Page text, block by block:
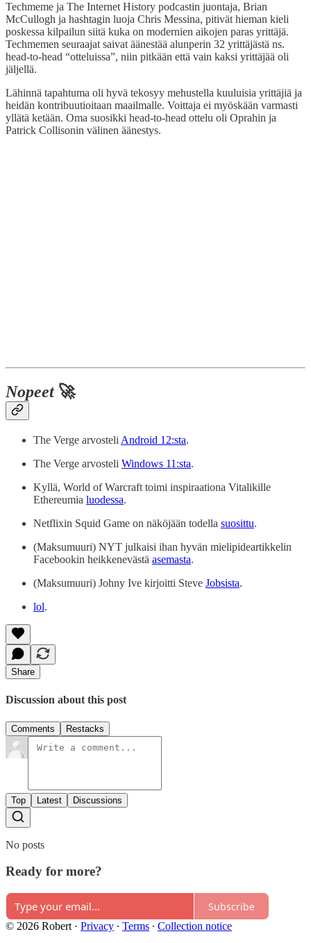
Techmeme ja The Internet History podcastin juontaja, Brian
McCullogh ja hashtagin luoja Chris Messina, pitivät hieman kieli
poskessa kilpailun siitä kuka on modernien aikojen paras yrittäjä.
Techmemen seuraajat saivat äänestää alunperin 32 yrittäjästä ns.
head-to-head “otteluissa”, niin pitkään että vain kaksi yrittäjää oli
jäljellä.
Lähinnä tapahtuma oli hyvä tekosyy mehustella kuuluisia yrittäjiä ja
heidän kontribuutioitaan maailmalle. Voittaja ei myöskään varmasti
yllätä ketään. Oma suosikki head-to-head ottelu oli Oprahin ja
Patrick Collisonin välinen äänestys.
Nopeet🚀
The Verge arvosteli Android 12:sta.
The Verge arvosteli Windows 11:sta.
Kyllä, World of Warcraft toimi inspiraationa Vitalikille
Ethereumia luodessa.
Netflixin Squid Game on näköjään todella suosittu.
(Maksumuuri) NYT julkaisi ihan hyvän mielipideartikkelin
Facebookin heikkenevästä asemasta.
(Maksumuuri) Johny Ive kirjoitti Steve Jobsista.
lol.
Share
Discussion about this post
Comments Restacks
Top Latest Discussions
No posts
Ready for more?
Subscribe
© 2026 Robert · Privacy ∙ Terms ∙ Collection notice